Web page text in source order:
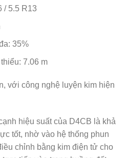
/ 5.5 R13
35%
7.06 m
với công nghệ luyện kim hiện
hiệu suất của D4CB là khả
tốt, nhờ vào hệ thống phun
chỉnh bằng kim điện tử cho